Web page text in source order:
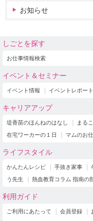
お知らせ
しごとを探す
お仕事情報検索
イベント＆セミナー
イベント情報 イベントレポート
キャリアアップ
堤香苗のほんねのはなし まる
在宅ワーカーの１日
マムのお
ライフスタイル
かんたんレシピ 手抜き家事
う先生
熱血教育コラム 指南の
利用ガイド
ご利用にあたって 会員登録